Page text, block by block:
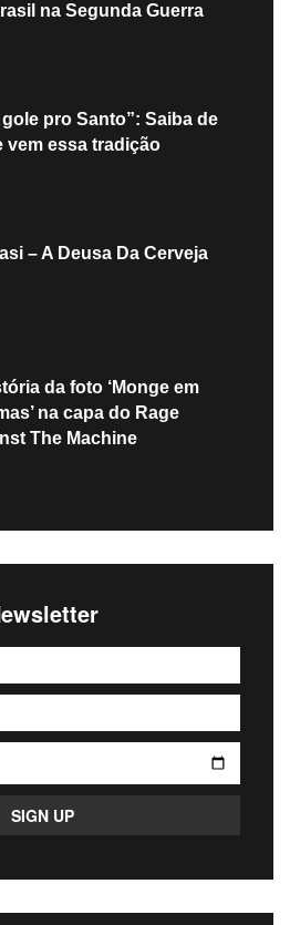
na Segunda Guerra
gole pro Santo”: Saiba de
vem essa tradição
– A Deusa Da Cerveja
da foto ‘Monge em
na capa do Rage
The Machine